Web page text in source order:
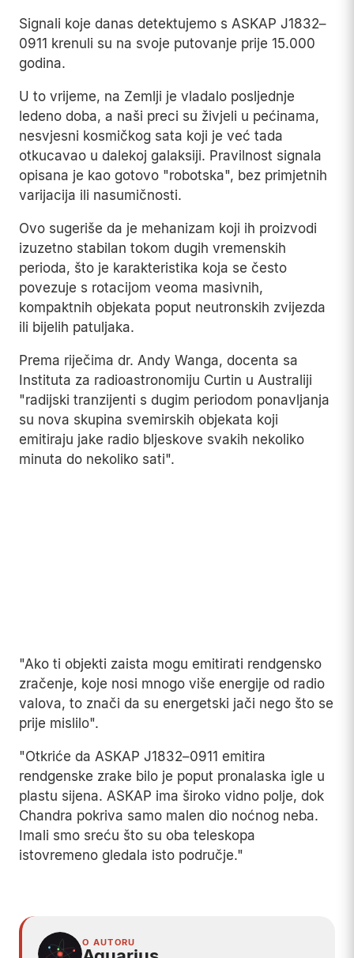
Signali koje danas detektujemo s ASKAP J1832–
0911 krenuli su na svoje putovanje prije 15.000
godina.
U to vrijeme, na Zemlji je vladalo posljednje
ledeno doba, a naši preci su živjeli u pećinama,
nesvjesni kosmičkog sata koji je već tada
otkucavao u dalekoj galaksiji. Pravilnost signala
opisana je kao gotovo "robotska", bez primjetnih
varijacija ili nasumičnosti.
Ovo sugeriše da je mehanizam koji ih proizvodi
izuzetno stabilan tokom dugih vremenskih
perioda, što je karakteristika koja se često
povezuje s rotacijom veoma masivnih,
kompaktnih objekata poput neutronskih zvijezda
ili bijelih patuljaka.
Prema riječima dr. Andy Wanga, docenta sa
Instituta za radioastronomiju Curtin u Australiji
"radijski tranzijenti s dugim periodom ponavljanja
su nova skupina svemirskih objekata koji
emitiraju jake radio bljeskove svakih nekoliko
minuta do nekoliko sati".
"Ako ti objekti zaista mogu emitirati rendgensko
zračenje, koje nosi mnogo više energije od radio
valova, to znači da su energetski jači nego što se
prije mislilo".
"Otkriće da ASKAP J1832–0911 emitira
rendgenske zrake bilo je poput pronalaska igle u
plastu sijena. ASKAP ima široko vidno polje, dok
Chandra pokriva samo malen dio noćnog neba.
Imali smo sreću što su oba teleskopa
istovremeno gledala isto područje."
O AUTORU